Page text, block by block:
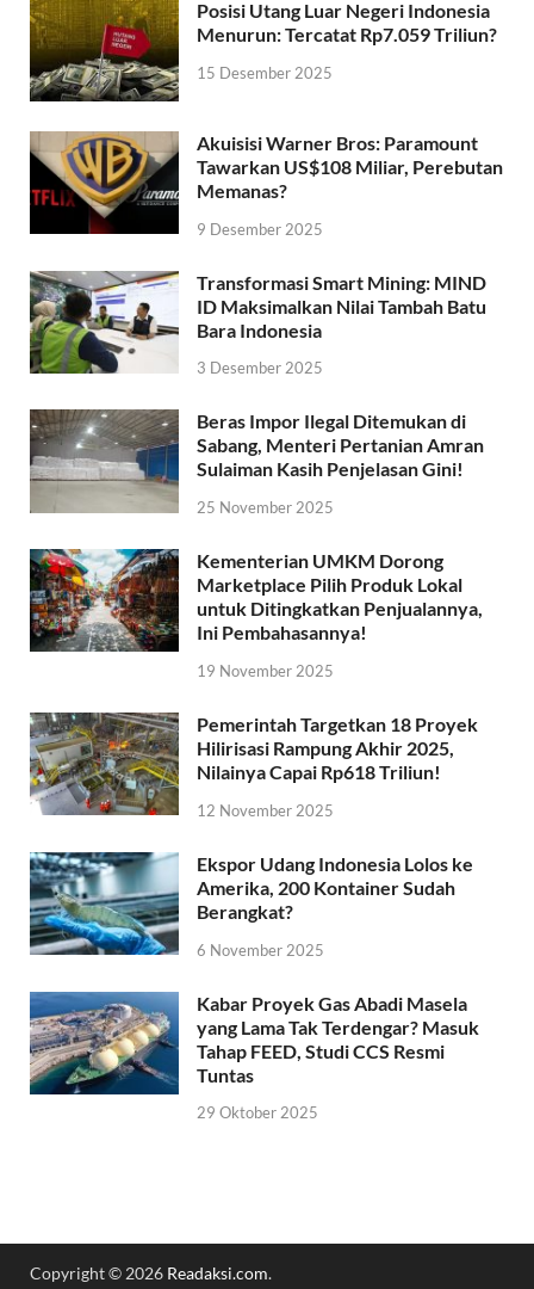
Posisi Utang Luar Negeri Indonesia
Menurun: Tercatat Rp7.059 Triliun?
15 Desember 2025
Akuisisi Warner Bros: Paramount
Tawarkan US$108 Miliar, Perebutan
Memanas?
9 Desember 2025
Transformasi Smart Mining: MIND
ID Maksimalkan Nilai Tambah Batu
Bara Indonesia
3 Desember 2025
Beras Impor Ilegal Ditemukan di
Sabang, Menteri Pertanian Amran
Sulaiman Kasih Penjelasan Gini!
25 November 2025
Kementerian UMKM Dorong
Marketplace Pilih Produk Lokal
untuk Ditingkatkan Penjualannya,
Ini Pembahasannya!
19 November 2025
Pemerintah Targetkan 18 Proyek
Hilirisasi Rampung Akhir 2025,
Nilainya Capai Rp618 Triliun!
12 November 2025
Ekspor Udang Indonesia Lolos ke
Amerika, 200 Kontainer Sudah
Berangkat?
6 November 2025
Kabar Proyek Gas Abadi Masela
yang Lama Tak Terdengar? Masuk
Tahap FEED, Studi CCS Resmi
Tuntas
29 Oktober 2025
Copyright © 2026 Readaksi.com.